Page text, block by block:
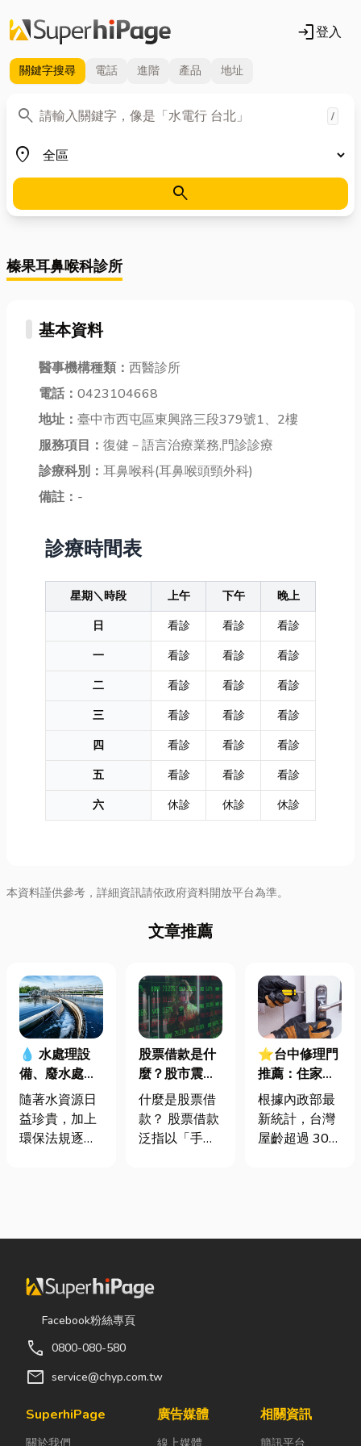
login登入
關鍵字搜尋 電話 進階 產品 地址
search
關鍵字 /
place
地區
search
榛果耳鼻喉科診所
基本資料
醫事機構種類： 西醫診所
電話： 0423104668
地址： 臺中市西屯區東興路三段379號1、2樓
服務項目： 復健－語言治療業務,門診診療
診療科別： 耳鼻喉科(耳鼻喉頭頸外科)
備註： -
診療時間表
星期＼時段 上午 下午
晚上
日
看診 看診
看診
一
看診 看診
看診
二
看診 看診
看診
三
看診 看診
看診
四
看診 看診
看診
五
看診 看診
看診
六
休診 休診 休診
本資料謹供參考，詳細資訊請依政府資料開放平台為準。
文章推薦
💧 水處理設
備、廢水處理
工程與回收水
工程完整解析
｜打造高效率
隨著水資源日
益珍貴，加上
環保法規逐漸
資源管理。透
理設備規劃，
不僅能改善水
質、提升用水
配廢水處理工
程與回收水工
成本，實現節
股票借款是什
麼？股市震盪|
股票借款、股
票質借、當鋪
借款完整比較
什麼是股票借
款？ 股票借款
泛指以「手中
的融資方式，
能取得資金應
依承作單位不
為證券公司的
⭐台中修理門
推薦：住家鐵
門卡住、大門
下垂怎麼辦？
維修費用與不
根據內政部最
新統計，台灣
屋齡超過 30
疲勞與結構鏽
實，門片故障
Facebook粉絲專頁
call 0800-080-580
mail service@chyp.com.tw
SuperhiPage
關於我們
廣告媒體
線上媒體
相關資訊
簡訊平台